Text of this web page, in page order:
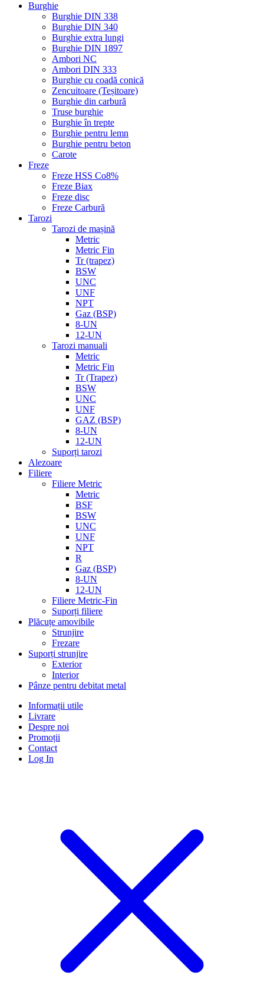
Burghie
Burghie DIN 338
Burghie DIN 340
Burghie extra lungi
Burghie DIN 1897
Ambori NC
Ambori DIN 333
Burghie cu coadă conică
Zencuitoare (Teșitoare)
Burghie din carbură
Truse burghie
Burghie în trepte
Burghie pentru lemn
Burghie pentru beton
Carote
Freze
Freze HSS Co8%
Freze Biax
Freze disc
Freze Carbură
Tarozi
Tarozi de mașină
Metric
Metric Fin
Tr (trapez)
BSW
UNC
UNF
NPT
Gaz (BSP)
8-UN
12-UN
Tarozi manuali
Metric
Metric Fin
Tr (Trapez)
BSW
UNC
UNF
GAZ (BSP)
8-UN
12-UN
Suporți tarozi
Alezoare
Filiere
Filiere Metric
Metric
BSF
BSW
UNC
UNF
NPT
R
Gaz (BSP)
8-UN
12-UN
Filiere Metric-Fin
Suporți filiere
Plăcuțe amovibile
Strunjire
Frezare
Suporți strunjire
Exterior
Interior
Pânze pentru debitat metal
Informații utile
Livrare
Despre noi
Promoții
Contact
Log In